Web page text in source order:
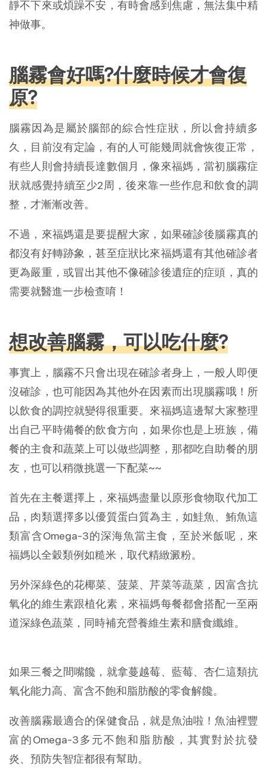
靜不下來或煩躁不安，有時會感到焦慮，無法集中精
神做事。
腦霧會好嗎?什麼時候才會復
原?
腦霧因為是屬於腦部的綜合性症狀，所以會持續多
久，目前沒有定論，有的人可能幾周就會恢復正常，
有些人則會持續長達數個月，像來福媽，當初腦霧症
狀就感覺持續至少2周，後來靠一些作息和飲食的調
整，才漸漸改善。
不過，來福媽還是要提醒大家，如果確診後腦霧真的
都沒有好轉跡象，甚至症狀比來福媽還有其他確診者
更為嚴重，或冒出其他不像確診後遺症的症頭，真的
需要就醫進一步檢查唷！
想改善腦霧，可以吃什麼?
事實上，腦霧不只會出現在確診者身上，一般人即便
沒確診，也可能因為其他外在因素而出現腦霧哦！所
以飲食的調控就變得很重要。來福媽這邊幫大家整理
出自己平時備餐的飲食方向，如果你也是上班族，備
餐的主食和蔬菜上可以做些調整，那都吃自助餐的朋
友，也可以稍微挑選一下配菜~~
首先在主餐選擇上，來福媽盡量以原形食物取代加工
品，肉類選擇多以優質蛋白質為主，如鮭魚、鮪魚這
類富含Omega-3的深海魚當主食，至於米飯呢，來
福媽以全穀類例如糙米，取代精緻澱粉。
另外深綠色的花椰菜、菠菜、芹菜等蔬菜，因富含抗
氧化的維生素跟植化素，來福媽每餐都會搭配一至兩
道深綠色蔬菜，同時補充營養維生素和膳食纖維。
如果三餐之間嘴饞，就拿蔓越莓、藍莓、杏仁這類抗
氧化能力高、富含不飽和脂肪酸的零食解饞。
改善腦霧最適合的保健食品，就是魚油啦！魚油裡豐
富的Omega-3多元不飽和脂肪酸，其實對於抗發
炎、預防失智症都很有幫助。